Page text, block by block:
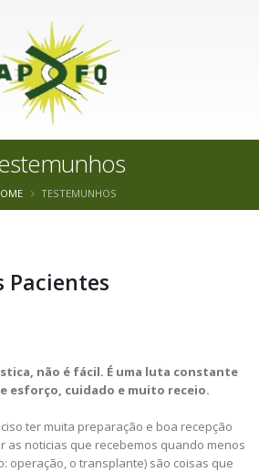
TESTEMUNHOS
Pacientes
não é fácil. É uma luta constante
esforço, cuidado e muito receio.
ter muita preparação e boa recepção
as noticias que recebemos quando menos
operação, o transplante) são coisas que